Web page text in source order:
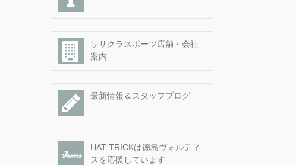
ササクラスポーツ店舗・会社
案内
最新情報＆スタッフブログ
HAT TRICKは徳島ヴォルティ
スを応援しています